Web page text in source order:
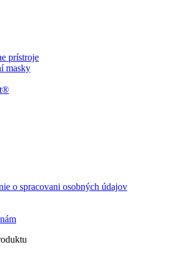
prístroje
masky
o spracovani osobných údajov